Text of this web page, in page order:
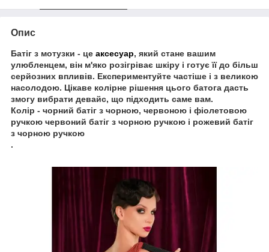
Опис
Батіг з мотузки - це аксесуар, який стане вашим
улюбленцем, він м'яко розігріває шкіру і готує її до більш
серйозних впливів. Експериментуйте частіше і з великою
насолодою. Цікаве колірне рішення цього батога дасть
змогу вибрати девайс, що підходить саме вам.
Колір - чорний батіг з чорною, червоною і фіолетовою
ручкою червоний батіг з чорною ручкою і рожевий батіг
з чорною ручкою
.